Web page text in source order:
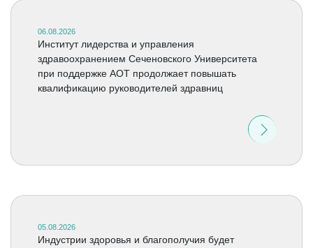
06.08.2026
Институт лидерства и управления
здравоохранением Сеченовского Университета
при поддержке АОТ продолжает повышать
квалификацию руководителей здравниц
05.08.2026
Индустрии здоровья и благополучия будет